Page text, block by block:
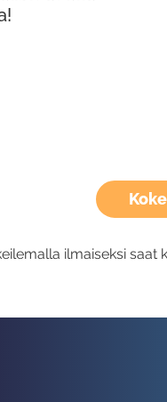
ilmaiseksi saat